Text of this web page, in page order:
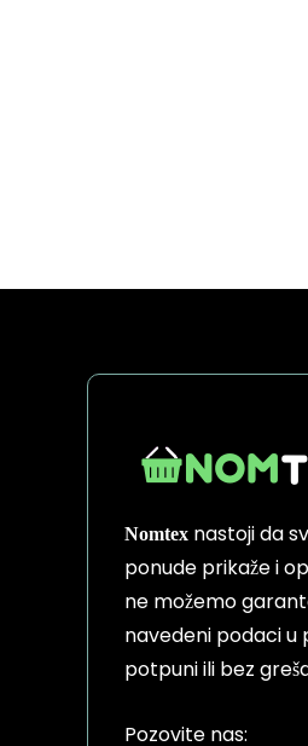
Nomtex nastoji da
ponude prikaže i
ne možemo
navedeni podaci u
potpuni ili bez
Pozovite nas: